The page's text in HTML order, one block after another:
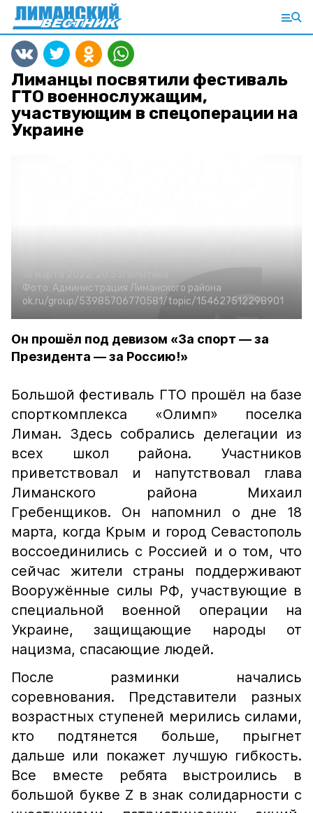
Лиманцы посвятили фестиваль
ГТО военнослужащим,
участвующим в спецоперации на
Украине
Фото: Администрация Лиманского района
ok.ru/group/53985706770581/topic/154627512298901
Он прошёл под девизом «За спорт — за
Президента — за Россию!»
Большой фестиваль ГТО прошёл на базе
спорткомплекса «Олимп» поселка
Лиман. Здесь собрались делегации из
всех школ района. Участников
приветствовал и напутствовал глава
Лиманского района Михаил
Гребенщиков. Он напомнил о дне 18
марта, когда Крым и город Севастополь
воссоединились с Россией и о том, что
сейчас жители страны поддерживают
Вооружённые силы РФ, участвующие в
специальной военной операции на
Украине, защищающие народы от
нацизма, спасающие людей.
После разминки начались
соревнования. Представители разных
возрастных ступеней мерились силами,
кто подтянется больше, прыгнет
дальше или покажет лучшую гибкость.
Все вместе ребята выстроились в
большой букве Z в знак солидарности с